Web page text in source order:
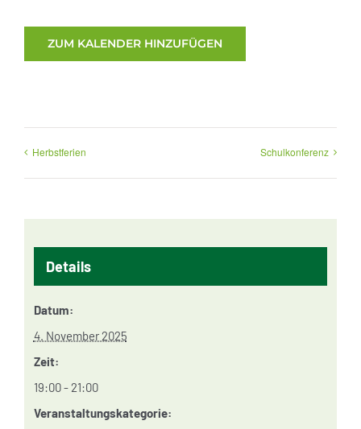
ZUM KALENDER HINZUFÜGEN
Herbstferien Schulkonferenz
Details
Datum:
4. November 2025
Zeit:
19:00 - 21:00
Veranstaltungskategorie: